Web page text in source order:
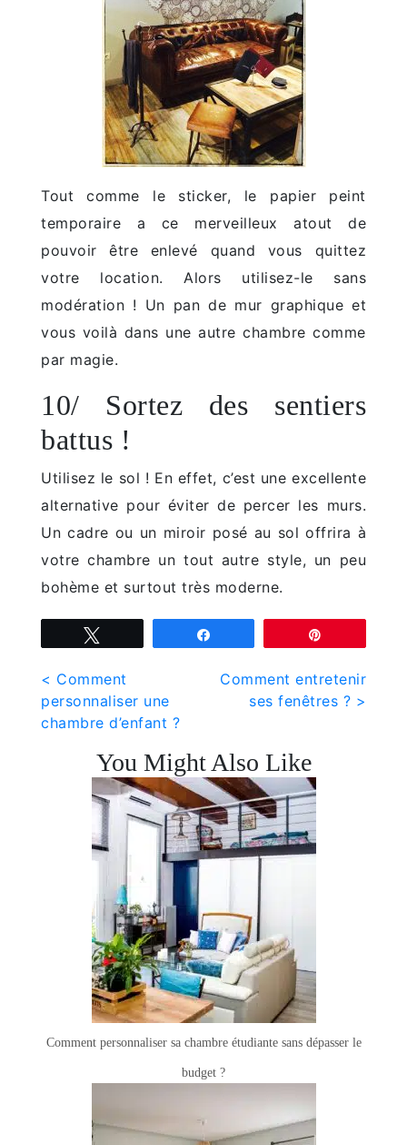
Tout comme le sticker, le papier peint
temporaire a ce merveilleux atout de
pouvoir être enlevé quand vous quittez
votre location. Alors utilisez-le sans
modération ! Un pan de mur graphique et
vous voilà dans une autre chambre comme
par magie.
10/ Sortez des sentiers
battus !
Utilisez le sol ! En effet, c’est une excellente
alternative pour éviter de percer les murs.
Un cadre ou un miroir posé au sol offrira à
votre chambre un tout autre style, un peu
bohème et surtout très moderne.
Navigation
< Comment
personnaliser une
chambre d’enfant ?
Comment entretenir
ses fenêtres ? >
You Might Also Like
Comment personnaliser sa chambre étudiante sans dépasser le
budget ?